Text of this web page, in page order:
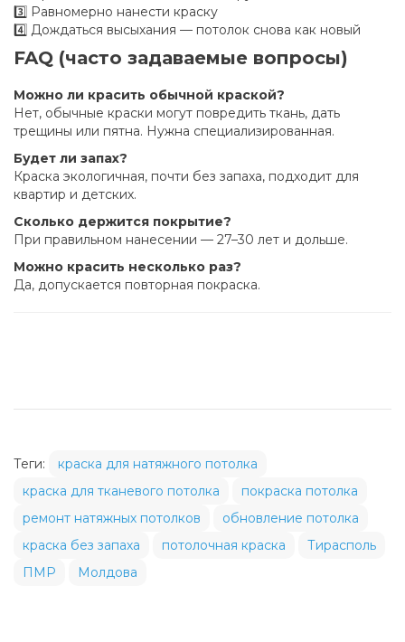
3️⃣ Равномерно нанести краску
4️⃣ Дождаться высыхания — потолок снова как новый
FAQ (часто задаваемые вопросы)
Можно ли красить обычной краской?
Нет, обычные краски могут повредить ткань, дать
трещины или пятна. Нужна специализированная.
Будет ли запах?
Краска экологичная, почти без запаха, подходит для
квартир и детских.
Сколько держится покрытие?
При правильном нанесении — 27–30 лет и дольше.
Можно красить несколько раз?
Да, допускается повторная покраска.
Теги:
краска для натяжного потолка
краска для тканевого потолка
покраска потолка
ремонт натяжных потолков
обновление потолка
краска без запаха
потолочная краска
Тирасполь
ПМР
Молдова